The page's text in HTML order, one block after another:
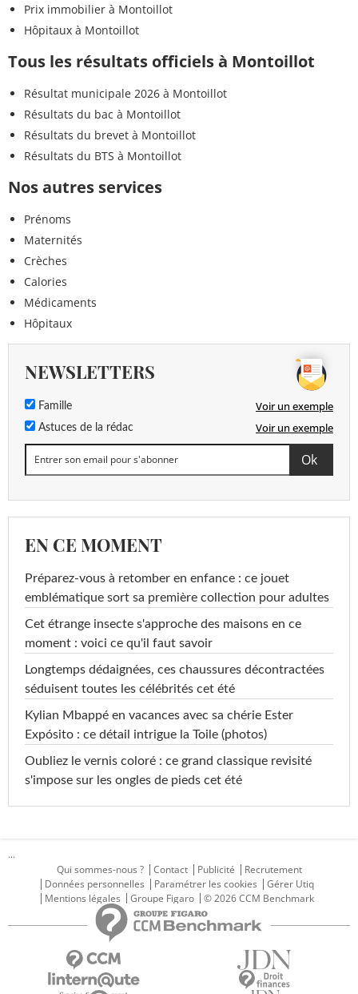
Prix immobilier à Montoillot
Hôpitaux à Montoillot
Tous les résultats officiels à Montoillot
Résultat municipale 2026 à Montoillot
Résultats du bac à Montoillot
Résultats du brevet à Montoillot
Résultats du BTS à Montoillot
Nos autres services
Prénoms
Maternités
Crèches
Calories
Médicaments
Hôpitaux
NEWSLETTERS
Famille Voir un exemple
Astuces de la rédac Voir un exemple
EN CE MOMENT
Préparez-vous à retomber en enfance : ce jouet
emblématique sort sa première collection pour adultes
Cet étrange insecte s'approche des maisons en ce
moment : voici ce qu'il faut savoir
Longtemps dédaignées, ces chaussures décontractées
séduisent toutes les célébrités cet été
Kylian Mbappé en vacances avec sa chérie Ester
Expósito : ce détail intrigue la Toile (photos)
Oubliez le vernis coloré : ce grand classique revisité
s'impose sur les ongles de pieds cet été
...
Qui sommes-nous ?
Contact Publicité
Recrutement
Données personnelles
Paramétrer les cookies
Gérer Utiq
Mentions légales
Groupe Figaro © 2026 CCM Benchmark